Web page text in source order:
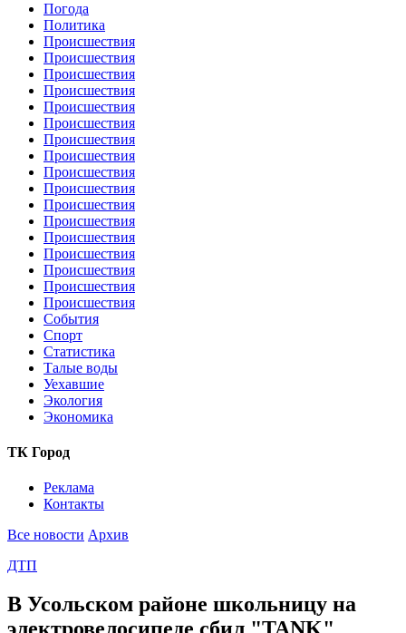
Погода
Политика
Происшествия
Происшествия
Происшествия
Происшествия
Происшествия
Происшествия
Происшествия
Происшествия
Происшествия
Происшествия
Происшествия
Происшествия
Происшествия
Происшествия
Происшествия
Происшествия
Происшествия
События
Спорт
Статистика
Талые воды
Уехавшие
Экология
Экономика
ТК Город
Реклама
Контакты
Все новости Архив
ДТП
В Усольском районе школьницу на